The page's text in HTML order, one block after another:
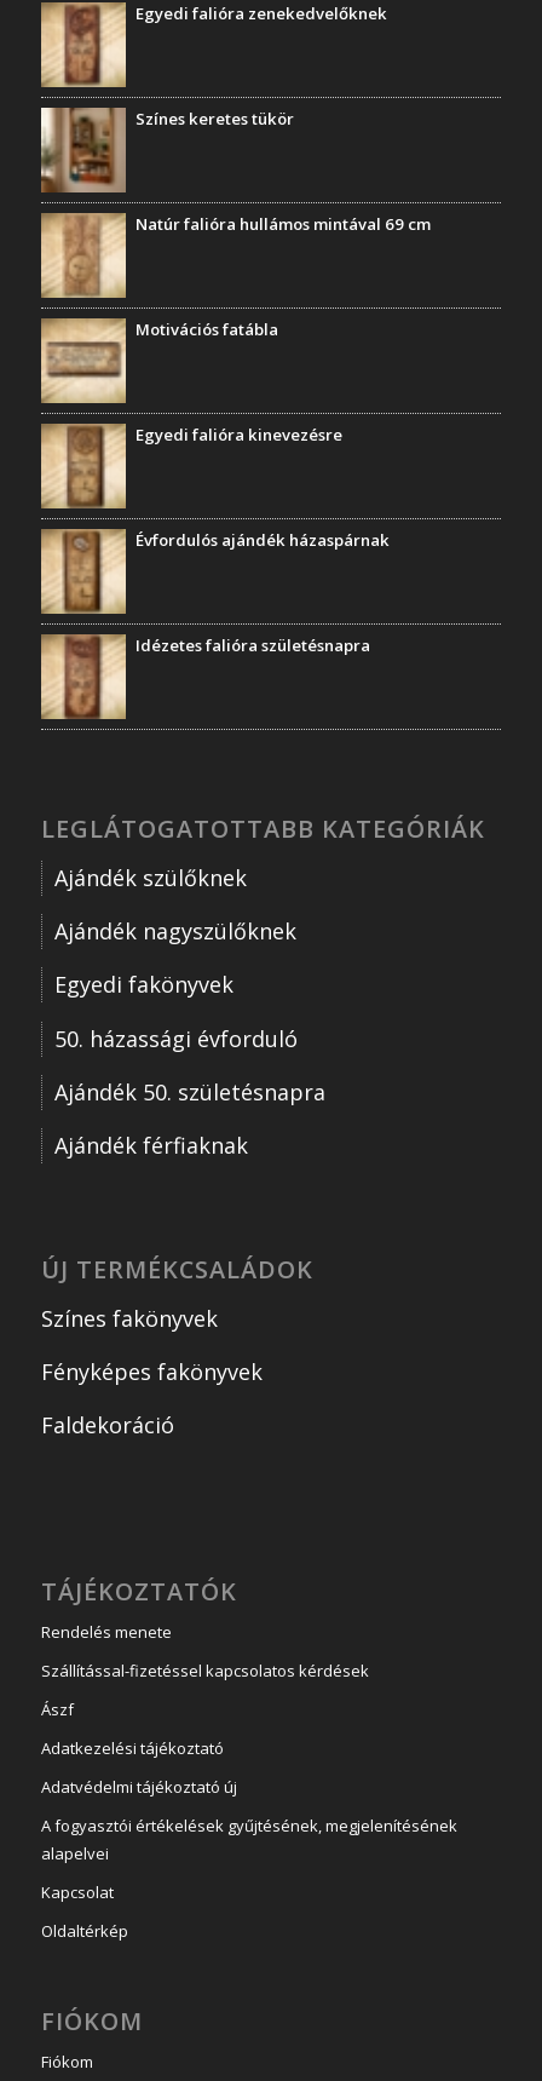
Egyedi falióra zenekedvelőknek
Színes keretes tükör
Natúr falióra hullámos mintával 69 cm
Motivációs fatábla
Egyedi falióra kinevezésre
Évfordulós ajándék házaspárnak
Idézetes falióra születésnapra
LEGLÁTOGATOTTABB KATEGÓRIÁK
Ajándék szülőknek
Ajándék nagyszülőknek
Egyedi fakönyvek
50. házassági évforduló
Ajándék 50. születésnapra
Ajándék férfiaknak
ÚJ TERMÉKCSALÁDOK
Színes fakönyvek
Fényképes fakönyvek
Faldekoráció
TÁJÉKOZTATÓK
Rendelés menete
Szállítással-fizetéssel kapcsolatos kérdések
Ászf
Adatkezelési tájékoztató
Adatvédelmi tájékoztató új
A fogyasztói értékelések gyűjtésének, megjelenítésének
alapelvei
Kapcsolat
Oldaltérkép
FIÓKOM
Fiókom